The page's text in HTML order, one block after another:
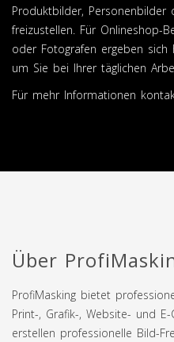
Produktbilder,
freizustellen. Für Onlineshop-
oder Fotografen ergeben
um Sie bei Ihrer täglichen
Für mehr Informationen
Über
ProfiMasking bietet
Print-, Grafik-, Website- und
erstellen professionelle Bild-